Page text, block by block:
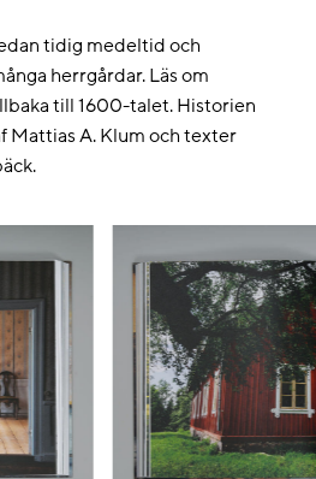
tidig medeltid och
herrgårdar. Läs om
till 1600-talet. Historien
Mattias A. Klum och texter